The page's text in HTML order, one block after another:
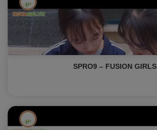
SPRO9 – FUSION GIRLS